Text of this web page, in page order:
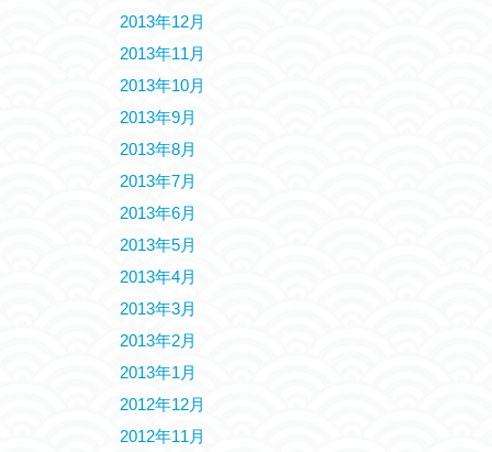
2013年12月
2013年11月
2013年10月
2013年9月
2013年8月
2013年7月
2013年6月
2013年5月
2013年4月
2013年3月
2013年2月
2013年1月
2012年12月
2012年11月